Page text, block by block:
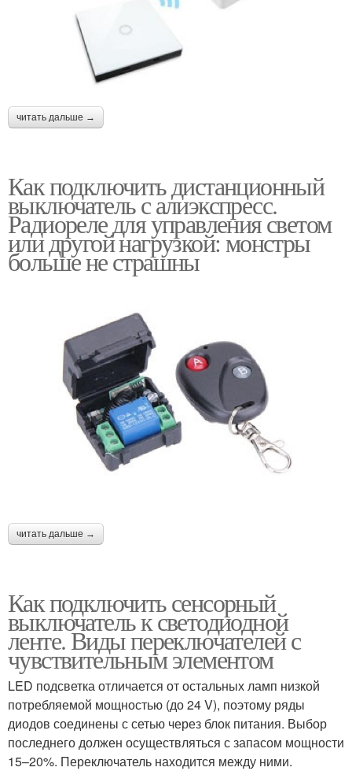
читать дальше →
Как подключить дистанционный
выключатель с алиэкспресс.
Радиореле для управления светом
или другой нагрузкой: монстры
больше не страшны
читать дальше →
Как подключить сенсорный
выключатель к светодиодной
ленте. Виды переключателей с
чувствительным элементом
LED подсветка отличается от остальных ламп низкой
потребляемой мощностью (до 24 V), поэтому ряды
диодов соединены с сетью через блок питания. Выбор
последнего должен осуществляться с запасом мощности
15–20%. Переключатель находится между ними.